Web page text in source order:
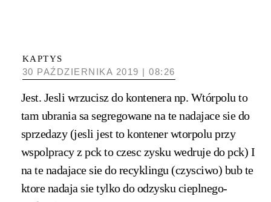
KAPTYS
30 PAŹDZIERNIKA 2019 | 08:26
Jest. Jesli wrzucisz do kontenera np. Wtórpolu to
tam ubrania sa segregowane na te nadajace sie do
sprzedazy (jesli jest to kontener wtorpolu przy
wspolpracy z pck to czesc zysku wedruje do pck) I
na te nadajace sie do recyklingu (czysciwo) bub te
ktore nadaja sie tylko do odzysku cieplnego-